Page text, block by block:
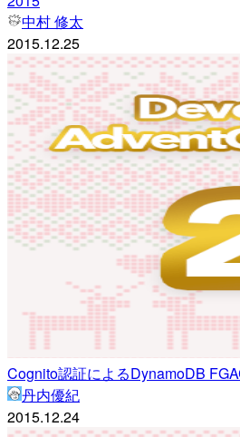
中村 修太
2015.12.25
Cognito認証によるDynamoDB
丹内優紀
2015.12.24